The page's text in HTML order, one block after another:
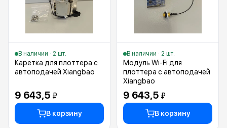
В наличии · 2 шт.
Каретка для плоттера с
автоподачей Xiangbao
9 643,5 ₽
В корзину
В наличии · 2 шт.
Модуль Wi-Fi для
плоттера с автоподачей
Xiangbao
9 643,5 ₽
В корзину